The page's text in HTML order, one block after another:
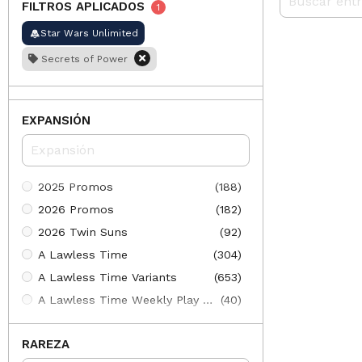
FILTROS APLICADOS 1
Star Wars Unlimited
Secrets of Power
EXPANSIÓN
2025 Promos
(188)
2026 Promos
(182)
2026 Twin Suns
(92)
A Lawless Time
(304)
A Lawless Time Variants
(653)
A Lawless Time Weekly Play Promos
(40)
Ashes of the Empire Variants
(661)
RAREZA